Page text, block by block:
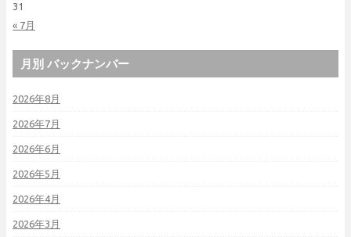
« 7月
31
月別 バックナンバー
2026年8月
2026年7月
2026年6月
2026年5月
2026年4月
2026年3月